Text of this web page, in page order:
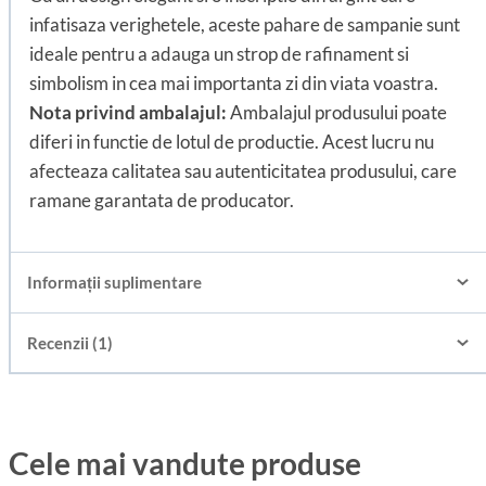
infatisaza verighetele, aceste pahare de sampanie sunt
ideale pentru a adauga un strop de rafinament si
simbolism in cea mai importanta zi din viata voastra.
Nota privind ambalajul:Ambalajul produsului poate
diferi in functie de lotul de productie. Acest lucru nu
afecteaza calitatea sau autenticitatea produsului, care
ramane garantata de producator.
Informații suplimentare
Recenzii (1)
Cele mai vandute produse